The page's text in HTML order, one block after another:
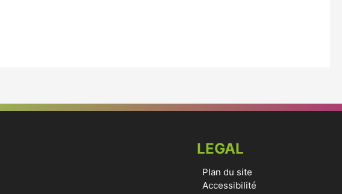
LEGAL
Plan du site
Accessibilité